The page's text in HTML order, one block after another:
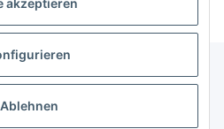
akzeptieren
Ablehnen